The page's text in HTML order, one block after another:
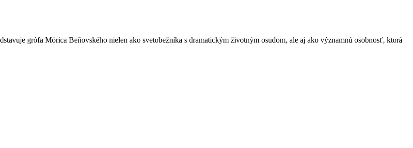
grófa Mórica Beňovského nielen ako svetobežníka s dramatickým životným osudom, ale aj ako významnú osobnosť, ktorá